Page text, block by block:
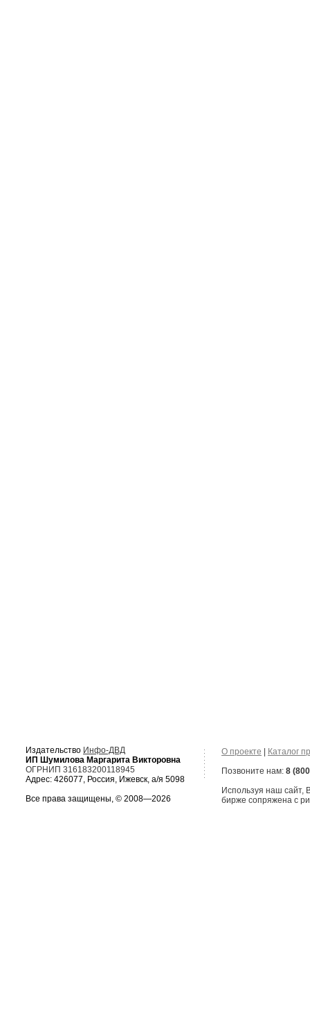
Издательство Инфо-ДВД
ИП Шумилова Маргарита Викторовна
ОГРНИП 316183200118945
Адрес: 426077, Россия, Ижевск, а/я 5098
Все права защищены, © 2008—2026
О проекте
Каталог
Позвоните нам: 8
Используя наш сайт,
бирже сопряжена с